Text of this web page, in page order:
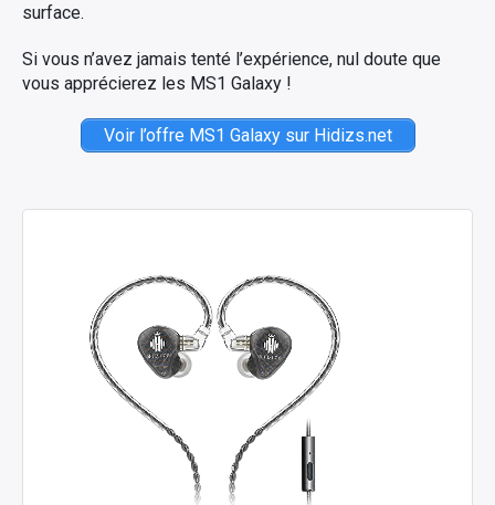
surface.
Si vous n’avez jamais tenté l’expérience, nul doute que
vous apprécierez les MS1 Galaxy !
Voir l’offre MS1 Galaxy sur Hidizs.net